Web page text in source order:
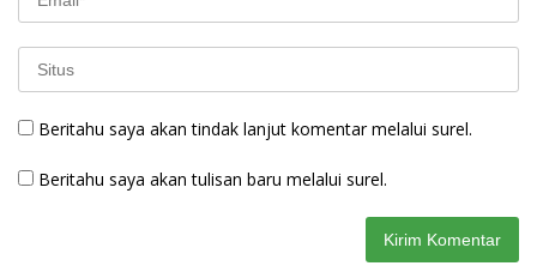
Beritahu saya akan tindak lanjut komentar melalui surel.
Beritahu saya akan tulisan baru melalui surel.